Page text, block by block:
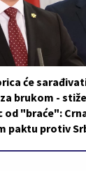
će
brukom -
od "braće":
paktu protiv